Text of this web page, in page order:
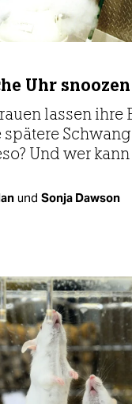
Uhr snoozen
lassen ihre
Und wer
und Sonja Dawson